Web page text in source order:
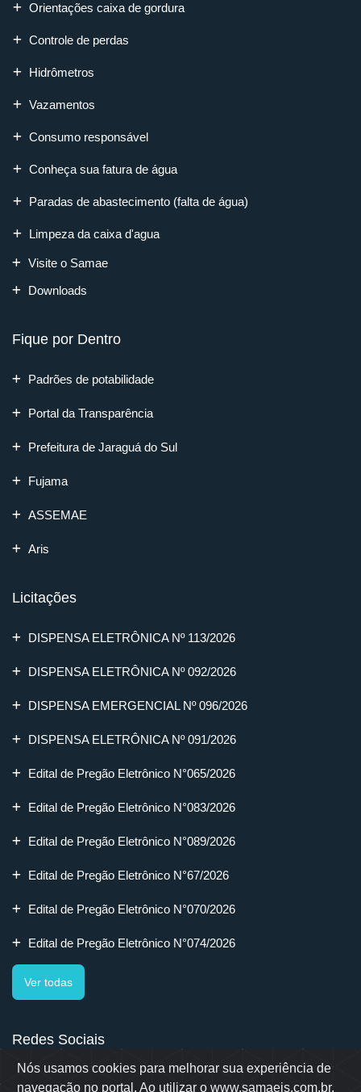
Nós usamos cookies para melhorar sua experiência de
navegação no portal. Ao utilizar o www.samaejs.com.br,
Orientações caixa de gordura
Controle de perdas
Hidrômetros
Vazamentos
Consumo responsável
Conheça sua fatura de água
Paradas de abastecimento (falta de água)
Limpeza da caixa d'agua
Visite o Samae
Downloads
Fique por Dentro
Padrões de potabilidade
Portal da Transparência
Prefeitura de Jaraguá do Sul
Fujama
ASSEMAE
Aris
Licitações
DISPENSA ELETRÔNICA Nº 113/2026
DISPENSA ELETRÔNICA Nº 092/2026
DISPENSA EMERGENCIAL Nº 096/2026
DISPENSA ELETRÔNICA Nº 091/2026
Edital de Pregão Eletrônico N°065/2026
Edital de Pregão Eletrônico N°083/2026
Edital de Pregão Eletrônico N°089/2026
Edital de Pregão Eletrônico N°67/2026
Edital de Pregão Eletrônico N°070/2026
Edital de Pregão Eletrônico N°074/2026
Ver todas
Redes Sociais